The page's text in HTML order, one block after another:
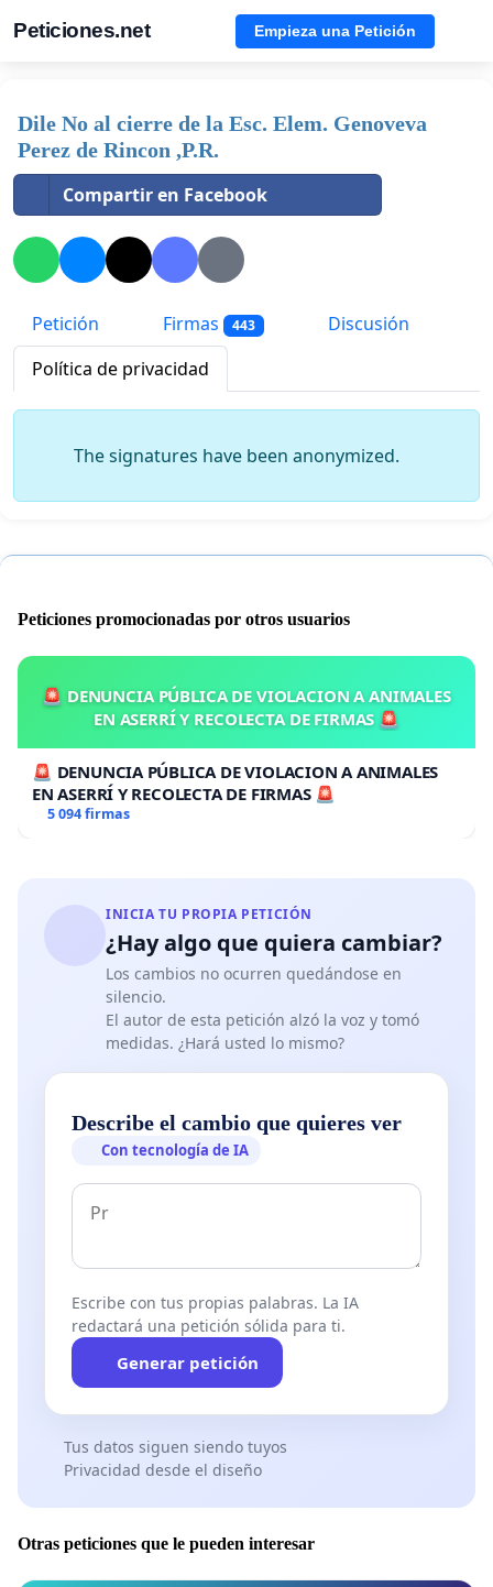
Peticiones.net Empieza una Petición
Dile No al cierre de la Esc. Elem. Genoveva
Perez de Rincon ,P.R.
Compartir en Facebook
Petición Firmas 443
Discusión
Política de privacidad
The signatures have been anonymized.
Peticiones promocionadas por otros usuarios
🚨 DENUNCIA PÚBLICA DE VIOLACION A ANIMALES
EN ASERRÍ Y RECOLECTA DE FIRMAS 🚨
🚨 DENUNCIA PÚBLICA DE VIOLACION A ANIMALES
EN ASERRÍ Y RECOLECTA DE FIRMAS 🚨
5 094 firmas
INICIA TU PROPIA PETICIÓN
¿Hay algo que quiera cambiar?
Los cambios no ocurren quedándose en
silencio.
El autor de esta petición alzó la voz y tomó
medidas. ¿Hará usted lo mismo?
Describe el cambio que quieres ver
Con tecnología de IA
Escribe con tus propias palabras. La IA
redactará una petición sólida para ti.
Generar petición
Tus datos siguen siendo tuyos
Privacidad desde el diseño
Otras peticiones que le pueden interesar